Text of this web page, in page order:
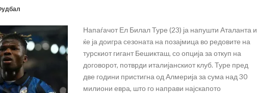
Напаѓачот Ел Билал Туре (23) ја напушти Аталанта и
ќе ја доигра сезоната на позајмица во редовите на
турскиот гигант Бешикташ, со опција за откуп на
договорот, потврди италијанскиот клуб. Туре пред
две години пристигна од Алмерија за сума над 30
милиони евра, што го направи најскапото